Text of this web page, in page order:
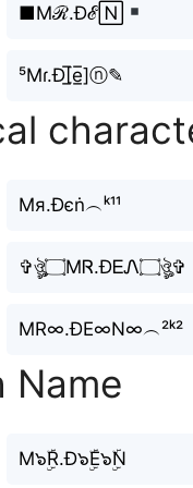
■Mℛ.Đℰ🄽
⁵Mɾ.Đ[̲̅e̲̅]ⓝ✎
Mя.Đєṅ︵ᵏ¹¹
✞ঔৣ۝MᏒ.ĐᎬᏁ۝ঔৣ✞
MR∞.ĐE∞N∞︵²ᵏ²
Name
M๖ۣۜR.Đ๖ۣۜE๖ۣۜN